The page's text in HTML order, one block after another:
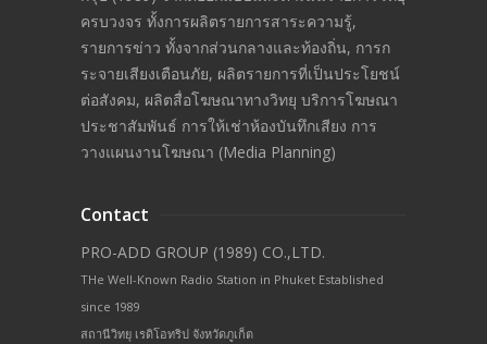
ครบวงจร ทั้งการผลิตรายการสาระความรู้,
รายการข่าว ทั้งจากส่วนกลางและท้องถิ่น, การก
ระจายเสียงเตือนภัย, ผลิตรายการที่เป็นประโยชน์
ต่อสังคม, ผลิตสื่อโฆษณาทางวิทยุ บริการโฆษณา
ประชาสัมพันธ์ การให้เช่าห้องบันทึกเสียง การ
วางแผนงานโฆษณา (Media Planning)
Contact
PRO-ADD GROUP (1989) CO.,LTD.
THe Well-Known Radio Station in Phuket Established
since 1989
สถานีวิทยุ เรดิโอทริป จังหวัดภูเก็ต